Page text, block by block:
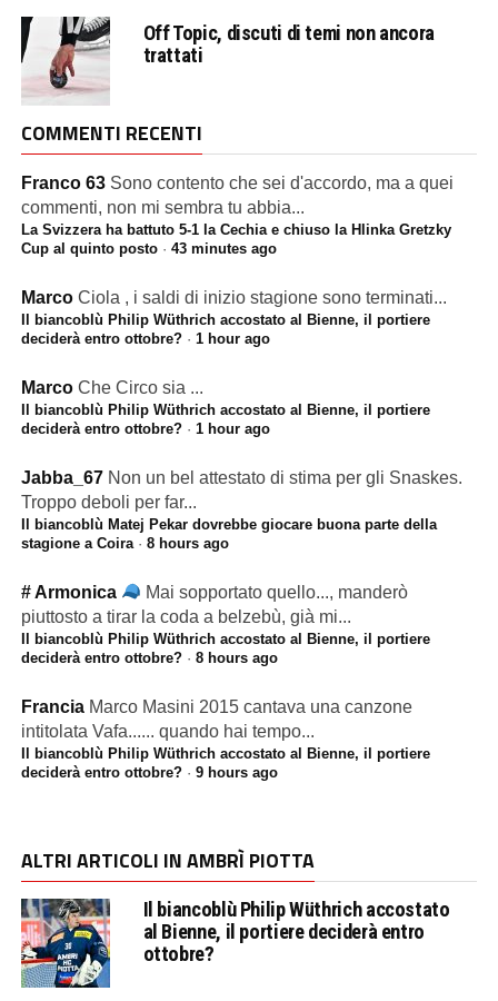
Off Topic, discuti di temi non ancora
trattati
COMMENTI RECENTI
Franco 63 Sono contento che sei d'accordo, ma a quei
commenti, non mi sembra tu abbia...
La Svizzera ha battuto 5-1 la Cechia e chiuso la Hlinka Gretzky
Cup al quinto posto· 43 minutes ago
Marco Ciola , i saldi di inizio stagione sono terminati...
Il biancoblù Philip Wüthrich accostato al Bienne, il portiere
deciderà entro ottobre?· 1 hour ago
Marco Che Circo sia ...
Il biancoblù Philip Wüthrich accostato al Bienne, il portiere
deciderà entro ottobre?· 1 hour ago
Jabba_67 Non un bel attestato di stima per gli Snaskes.
Troppo deboli per far...
Il biancoblù Matej Pekar dovrebbe giocare buona parte della
stagione a Coira· 8 hours ago
# Armonica
Mai sopportato quello..., manderò
piuttosto a tirar la coda a belzebù, già mi...
Il biancoblù Philip Wüthrich accostato al Bienne, il portiere
deciderà entro ottobre?· 8 hours ago
Francia Marco Masini 2015 cantava una canzone
intitolata Vafa...... quando hai tempo...
Il biancoblù Philip Wüthrich accostato al Bienne, il portiere
deciderà entro ottobre?· 9 hours ago
ALTRI ARTICOLI IN AMBRÌ PIOTTA
Il biancoblù Philip Wüthrich accostato
al Bienne, il portiere deciderà entro
ottobre?